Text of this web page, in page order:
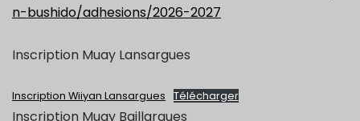
n-bushido/adhesions/2026-2027
Inscription Muay Lansargues
Inscription Wiiyan Lansargues Télécharger
Inscription Muay Baillargues